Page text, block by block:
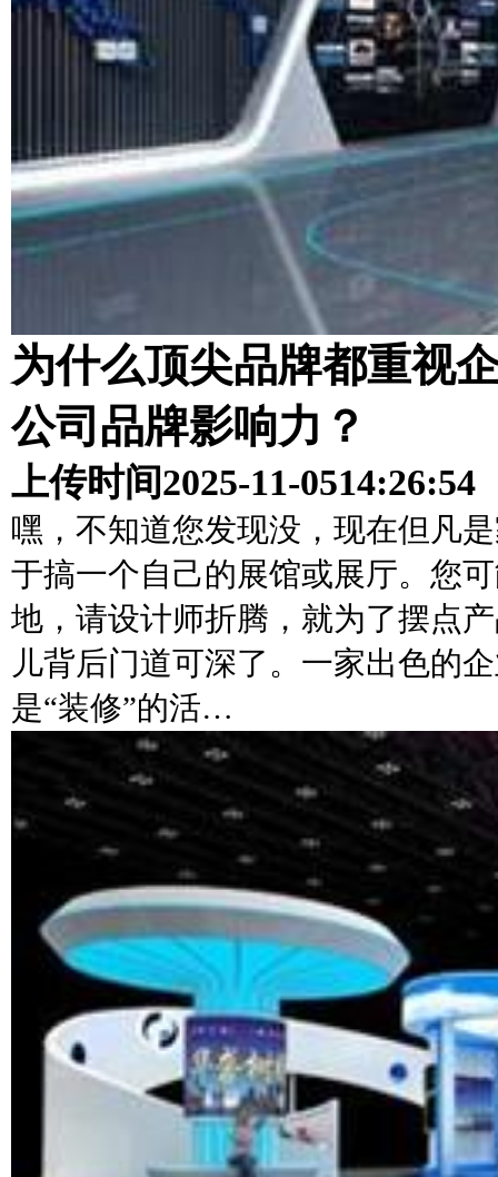
为什么顶尖品牌都重视
公司品牌影响力？
上传时间2025-11-0514:26:54
嘿，不知道您发现没，现在但凡
于搞一个自己的展馆或展厅。您
地，请设计师折腾，就为了摆点
儿背后门道可深了。一家出色的
是“装修”的活…